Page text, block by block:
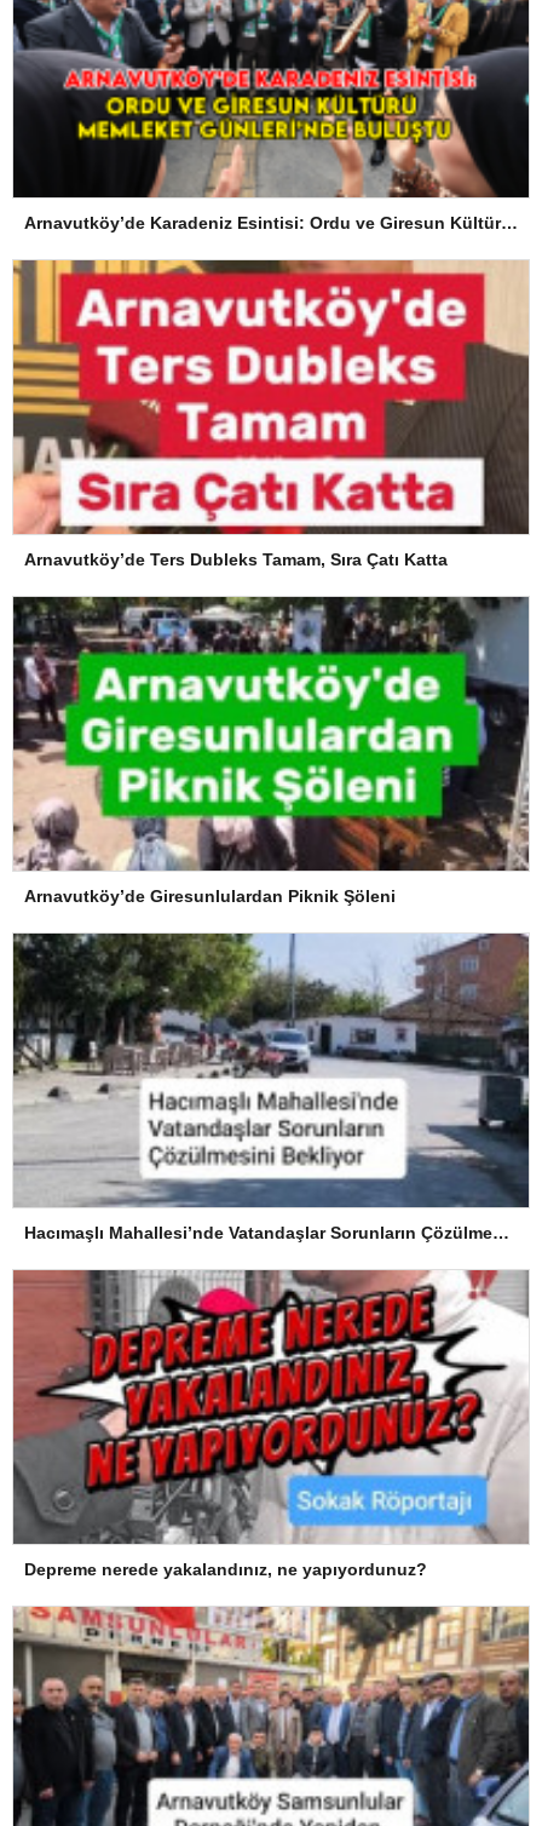
Arnavutköy’de Karadeniz Esintisi: Ordu ve Giresun Kültürü Memleket Günleri’nde Buluştu
Arnavutköy’de Ters Dubleks Tamam, Sıra Çatı Katta
Arnavutköy’de Giresunlulardan Piknik Şöleni
Hacımaşlı Mahallesi’nde Vatandaşlar Sorunların Çözülmesini Bekliyor
Depreme nerede yakalandınız, ne yapıyordunuz?